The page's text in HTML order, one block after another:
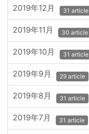
2019年12月 31 article
2019年11月 30 article
2019年10月 31 article
2019年9月 29 article
2019年8月 31 article
2019年7月 31 article